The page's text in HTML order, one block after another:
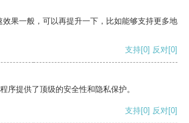
效果一般，可以再提升一下，比如能够支持更多地
支持[0] 反对[0]
序提供了顶级的安全性和隐私保护。
支持[0] 反对[0]